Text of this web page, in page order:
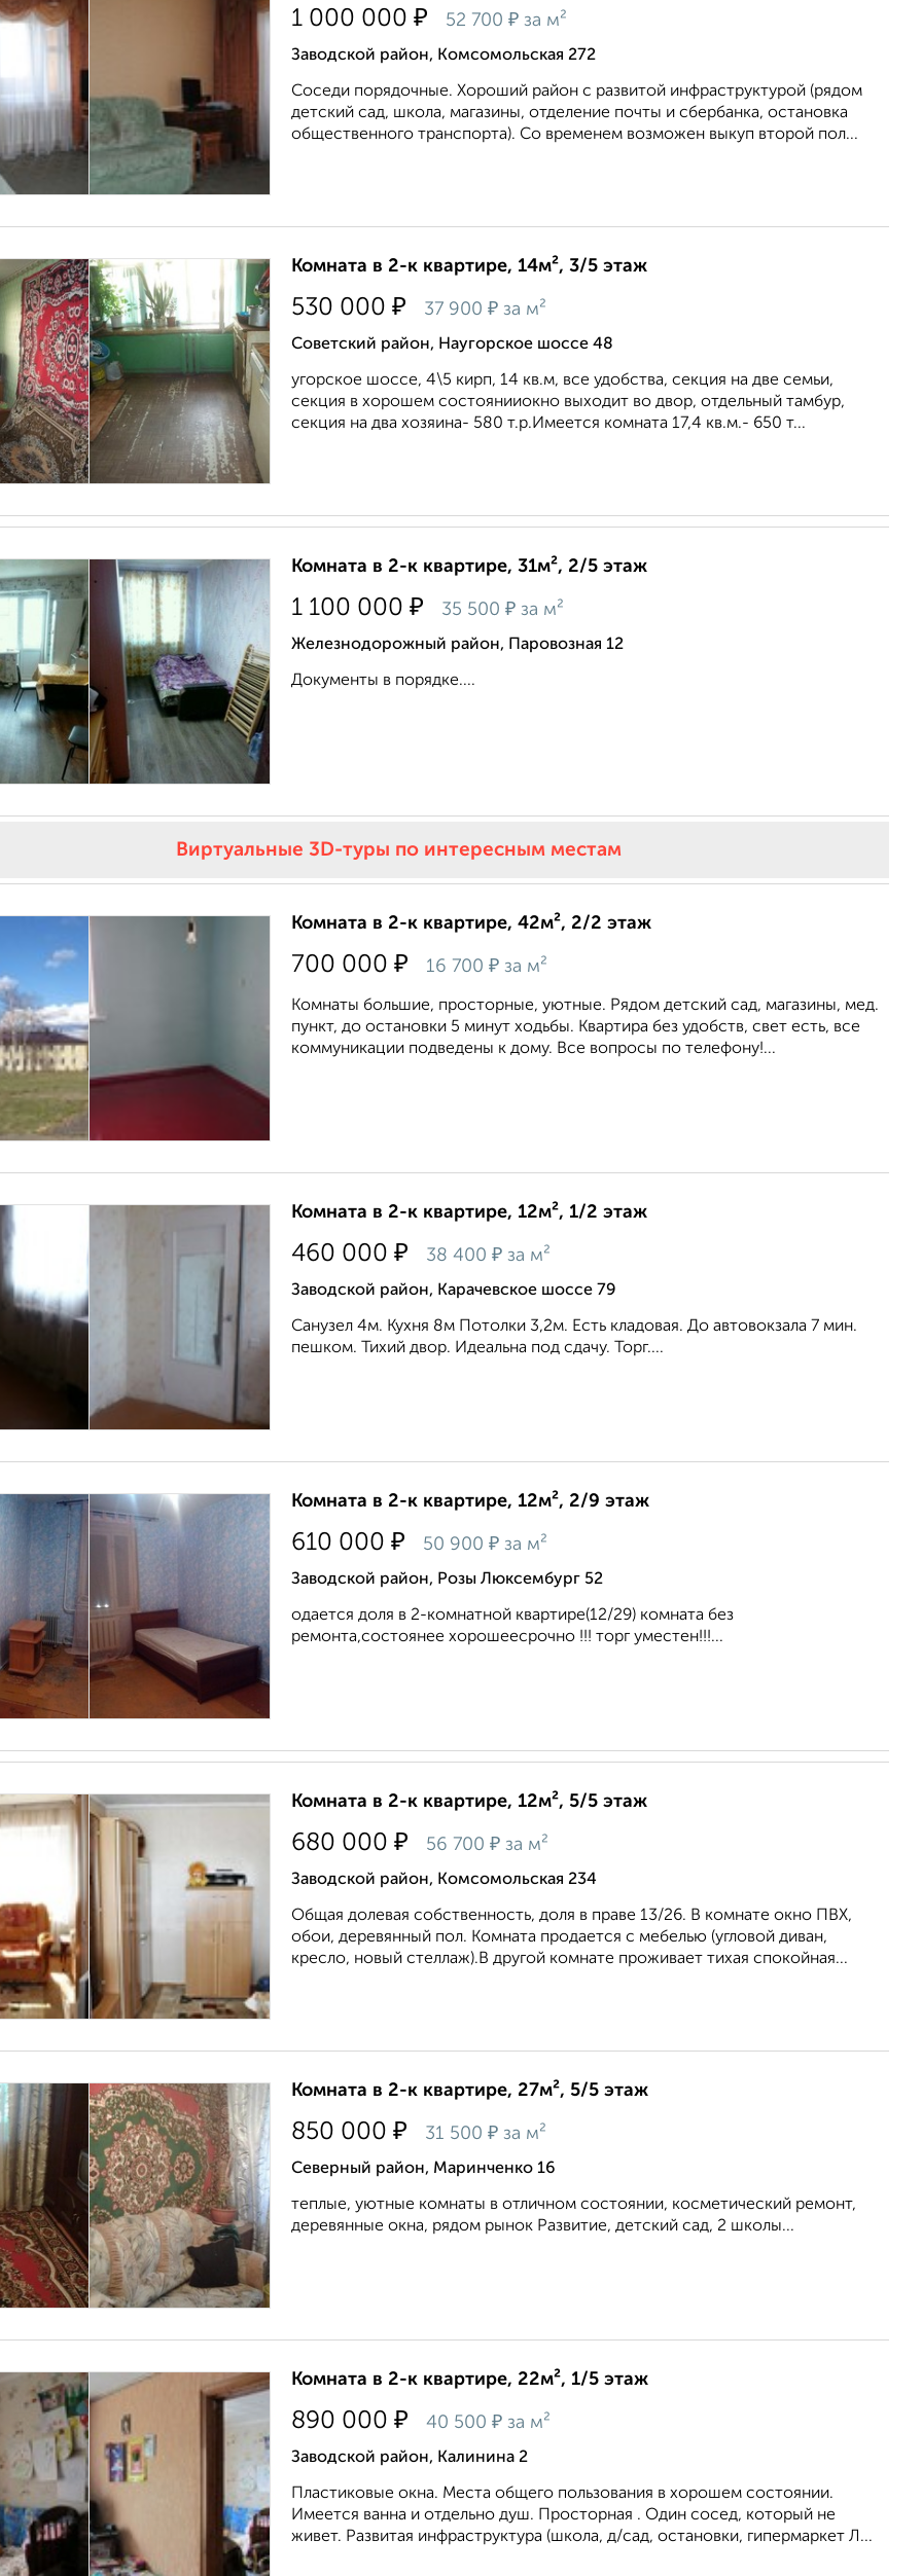
1 000 000 ₽ 52 700 ₽ за м²
Заводской район, Комсомольская 272
Соседи порядочные. Хороший район с развитой инфраструктурой (рядом
детский сад, школа, магазины, отделение почты и сбербанка, остановка
общественного транспорта). Со временем возможен выкуп второй пол...
Комната в 2-к квартире, 14м², 3/5 этаж
530 000 ₽ 37 900 ₽ за м²
Советский район, Наугорское шоссе 48
угорское шоссе, 4\5 кирп, 14 кв.м, все удобства, секция на две семьи,
секция в хорошем состоянииокно выходит во двор, отдельный тамбур,
секция на два хозяина- 580 т.р.Имеется комната 17,4 кв.м.- 650 т...
Комната в 2-к квартире, 31м², 2/5 этаж
1 100 000 ₽ 35 500 ₽ за м²
Железнодорожный район, Паровозная 12
Документы в порядке....
Виртуальные 3D-туры по интересным местам
Комната в 2-к квартире, 42м², 2/2 этаж
700 000 ₽ 16 700 ₽ за м²
Комнаты большие, просторные, уютные. Рядом детский сад, магазины, мед.
пункт, до остановки 5 минут ходьбы. Квартира без удобств, свет есть, все
коммуникации подведены к дому. Все вопросы по телефону!...
Комната в 2-к квартире, 12м², 1/2 этаж
460 000 ₽ 38 400 ₽ за м²
Заводской район, Карачевское шоссе 79
Санузел 4м. Кухня 8м Потолки 3,2м. Есть кладовая. До автовокзала 7 мин.
пешком. Тихий двор. Идеальна под сдачу. Торг....
Комната в 2-к квартире, 12м², 2/9 этаж
610 000 ₽ 50 900 ₽ за м²
Заводской район, Розы Люксембург 52
одается доля в 2-комнатной квартире(12/29) комната без
ремонта,состоянее хорошеесрочно !!! торг уместен!!!...
Комната в 2-к квартире, 12м², 5/5 этаж
680 000 ₽ 56 700 ₽ за м²
Заводской район, Комсомольская 234
Общая долевая собственность, доля в праве 13/26. В комнате окно ПВХ,
обои, деревянный пол. Комната продается с мебелью (угловой диван,
кресло, новый стеллаж).В другой комнате проживает тихая спокойная...
Комната в 2-к квартире, 27м², 5/5 этаж
850 000 ₽ 31 500 ₽ за м²
Северный район, Маринченко 16
теплые, уютные комнаты в отличном состоянии, косметический ремонт,
деревянные окна, рядом рынок Развитие, детский сад, 2 школы...
Комната в 2-к квартире, 22м², 1/5 этаж
890 000 ₽ 40 500 ₽ за м²
Заводской район, Калинина 2
Пластиковые окна. Места общего пользования в хорошем состоянии.
Имеется ванна и отдельно душ. Просторная . Один сосед, который не
живет. Развитая инфраструктура (школа, д/сад, остановки, гипермаркет Л...